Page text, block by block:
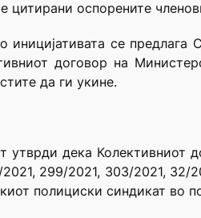
цитирани оспорените
иницијативата се предлага
договор на
да ги укине.
утврди дека Колективниот
2021, 299/2021, 303/2021,
полициски синдикат во